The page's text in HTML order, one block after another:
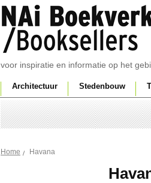
voor inspiratie en informatie op het
Architectuur Stedenbouw
Home Havana